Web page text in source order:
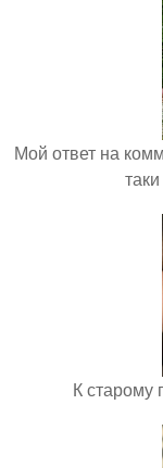
Мой ответ на
К старому